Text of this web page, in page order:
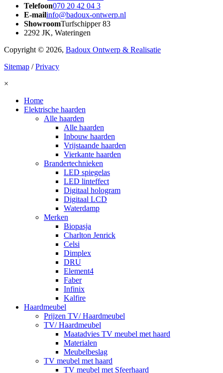
Telefoon070 20 42 04 3
E-mailinfo@badoux-ontwerp.nl
ShowroomTurfschipper 83
2292 JK, Wateringen
Copyright © 2026, Badoux Ontwerp & Realisatie
Sitemap /Privacy
×
Home
Elektrische haarden
Alle haarden
Alle haarden
Inbouw haarden
Vrijstaande haarden
Vierkante haarden
Brandertechnieken
LED spiegelas
LED linteffect
Digitaal hologram
Digitaal LCD
Waterdamp
Merken
Biopasja
Charlton Jenrick
Celsi
Dimplex
DRU
Element4
Faber
Infinix
Kalfire
Haardmeubel
Prijzen TV/ Haardmeubel
TV/ Haardmeubel
Maatadvies TV meubel met haard
Materialen
Meubelbeslag
TV meubel met haard
TV meubel met Sfeerhaard